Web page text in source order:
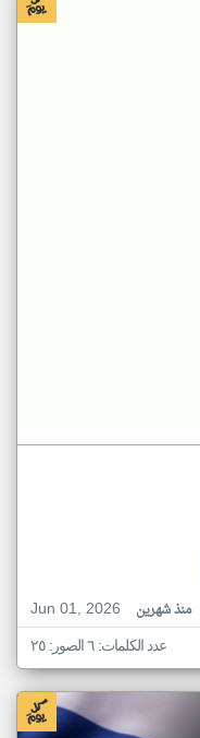
Jun 01, 2026
منذ شهرين
عدد الكلمات: ٦ الصور: ٢٥